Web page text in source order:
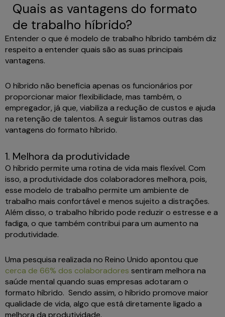
Quais as vantagens do formato
de trabalho híbrido?
Entender o que é modelo de trabalho híbrido também diz
respeito a entender quais são as suas principais
vantagens.
O híbrido não beneficia apenas os funcionários por
proporcionar maior flexibilidade, mas também, o
empregador, já que, viabiliza a redução de custos e ajuda
na retenção de talentos. A seguir listamos outras das
vantagens do formato híbrido.
1. Melhora da produtividade
O híbrido permite uma rotina de vida mais flexível. Com
isso, a produtividade dos colaboradores melhora, pois,
esse modelo de trabalho permite um ambiente de
trabalho mais confortável e menos sujeito a distrações.
Além disso, o trabalho híbrido pode reduzir o estresse e a
fadiga, o que também contribui para um aumento na
produtividade.
Uma pesquisa realizada no Reino Unido apontou que
cerca de 66% dos colaboradores sentiram melhora na
saúde mental quando suas empresas adotaram o
formato híbrido. Sendo assim, o híbrido promove maior
qualidade de vida, algo que está diretamente ligado a
melhora da produtividade.